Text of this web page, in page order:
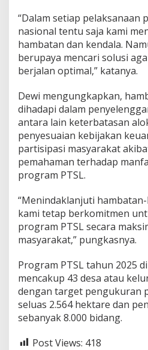
“Dalam setiap pelaksanaan
nasional tentu saja kami
hambatan dan kendala.
berupaya mencari solusi
berjalan optimal,” katanya.
Dewi mengungkapkan,
dihadapi dalam
antara lain keterbatasan
penyesuaian kebijakan
partisipasi masyarakat
pemahaman terhadap
program PTSL.
“Menindaklanjuti
kami tetap berkomitmen
program PTSL secara
masyarakat,” pungkasnya.
Program PTSL tahun 2025
mencakup 43 desa atau
dengan target pengukuran
seluas 2.564 hektare dan
sebanyak 8.000 bidang.
Post Views: 418